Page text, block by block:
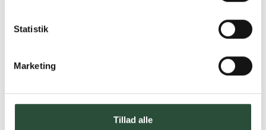
Statistik
Marketing
Tillad alle